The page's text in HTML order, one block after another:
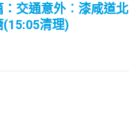
：交通意外︰漆咸道北
(15:05清理)